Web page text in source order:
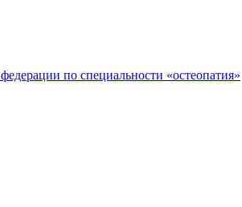
по специальности «остеопатия»